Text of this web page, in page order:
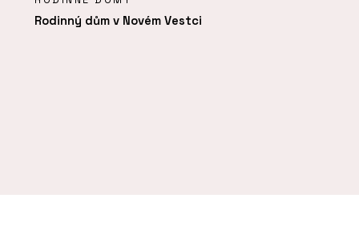
Rodinný dům v Novém Vestci